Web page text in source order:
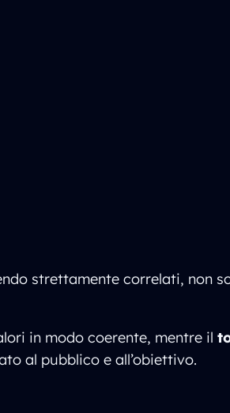
strettamente correlati, non
in modo coerente, mentre il
al pubblico e all’obiettivo.